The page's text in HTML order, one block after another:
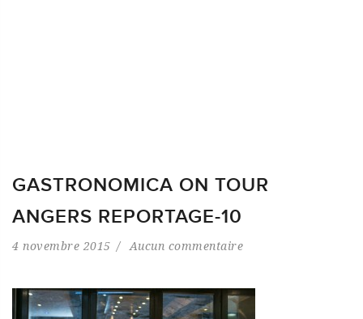
GASTRONOMICA ON TOUR
ANGERS REPORTAGE-10
4 novembre 2015 Aucun commentaire